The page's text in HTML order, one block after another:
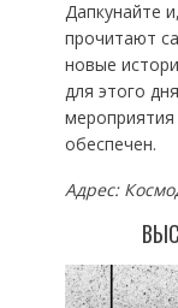
Дапкунайте
прочитают
новые
для этого
обеспечен.
Адрес: